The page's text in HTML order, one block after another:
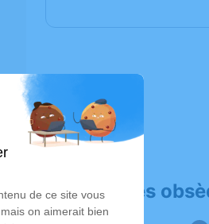
Déroulé des